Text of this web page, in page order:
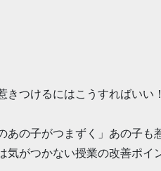
きつけるにはこうすればいい
の子がつまずく」あの子も
気がつかない授業の改善ポ